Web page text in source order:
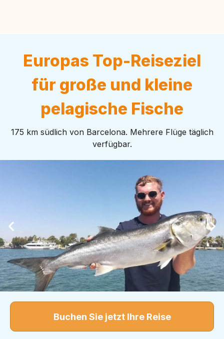
Europas Top-Reiseziel
für große und kleine
pelagische Fische
175 km südlich von Barcelona. Mehrere Flüge täglich
verfügbar.
Buchen Sie jetzt Ihre Reise